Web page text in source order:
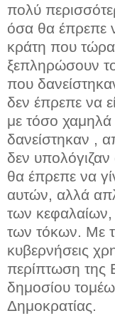
πολύ
όσα θα έπρεπε
κράτη που
ξεπληρώσουν
που
δεν έπρεπε να
με τόσο χαμηλά
δανείστηκαν ,
δεν υπολόγιζαν
θα έπρεπε να
αυτών, αλλά
των
των τόκων. Με
κυβερνήσεις
περίπτωση της
δημοσίου
Δημοκρατίας.